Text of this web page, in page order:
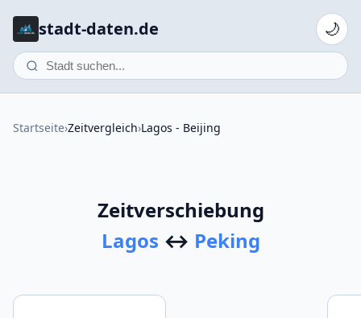
stadt-daten.de 🌙
Startseite›Zeitvergleich›Lagos - Beijing
Zeitverschiebung
Lagos ↔ Peking